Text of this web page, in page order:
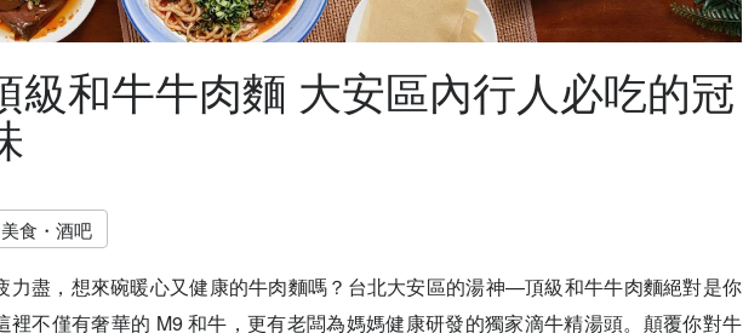
級和牛牛肉麵 大安區內行人必吃的冠
美食・酒吧
力盡，想來碗暖心又健康的牛肉麵嗎？台北大安區的湯神—頂級和牛牛肉麵絕對是你
裡不僅有奢華的 M9 和牛，更有老闆為媽媽健康研發的獨家滴牛精湯頭。顛覆你對牛